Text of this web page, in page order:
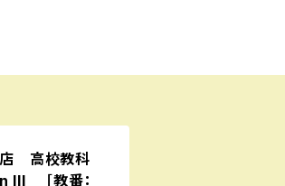
高校教科
［教番：